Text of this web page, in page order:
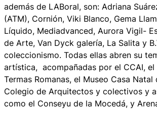
además de LABoral, son: Adriana
(ATM), Cornión, Viki Blanco, Gema
Líquido, Mediadvanced, Aurora Vigil-
de Arte, Van Dyck galería, La Salita y
coleccionismo. Todas ellas abren su
artística, acompañadas por el CCAI, el
Termas Romanas, el Museo Casa
Colegio de Arquitectos y colectivos y
como el Conseyu de la Mocedá, y